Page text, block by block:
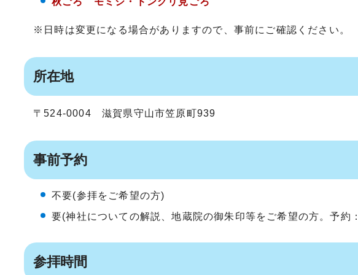
※日時は変更になる場合がありますので、事前にご確認ください。
所在地
〒524-0004 滋賀県守山市笠原町939
事前予約
不要(参拝をご希望の方)
要(神社についての解説、地蔵院の御朱印等をご希望の方。予約
参拝時間